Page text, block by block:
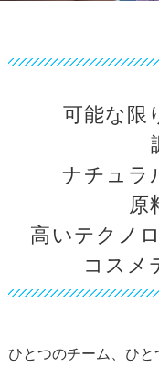
可能な限
ナチュラ
原
高いテクノ
コスメ
ひとつのチーム、ひと